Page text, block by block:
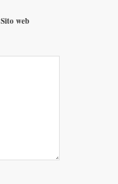
Sito web